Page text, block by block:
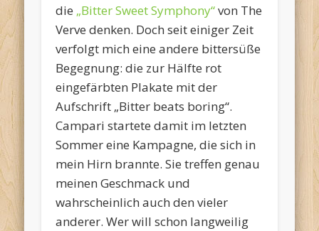
die „Bitter Sweet Symphony“von The
Verve denken. Doch seit einiger Zeit
verfolgt mich eine andere bittersüße
Begegnung: die zur Hälfte rot
eingefärbten Plakate mit der
Aufschrift „Bitter beats boring“.
Campari startete damit im letzten
Sommer eine Kampagne, die sich in
mein Hirn brannte. Sie treffen genau
meinen Geschmack und
wahrscheinlich auch den vieler
anderer. Wer will schon langweilig